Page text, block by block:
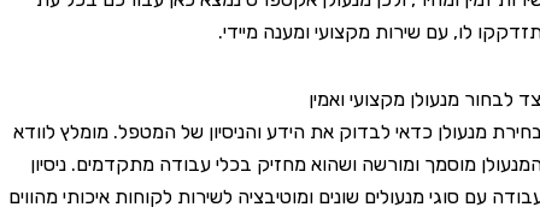
לו, עם שירות מקצועי ומענה מיידי.
מנעולן מקצועי ואמין
כדאי לבדוק את הידע והניסיון של המטפל. מומלץ לוודא
מוסמך ומורשה ושהוא מחזיק בכלי עבודה מתקדמים. ניסיון
סוגי מנעולים שונים ומוטיבציה לשירות לקוחות איכותי מהווים